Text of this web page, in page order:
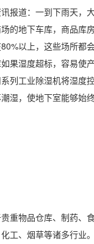
报道：一到下雨天，
的地下车库，商品库
以上，这些场所都
果湿度超标，容易使
列工业除湿机将湿度
湿，使地下室能够始
重物品仓库、制药、
工、烟草等诸多行业